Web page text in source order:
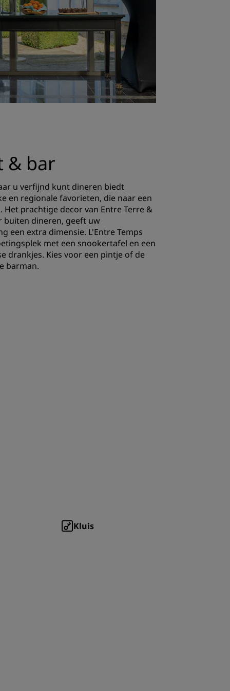
& bar
u verfijnd kunt dineren biedt
en regionale favorieten, die naar een
Het prachtige decor van Entre Terre &
buiten dineren, geeft uw
een extra dimensie. L'Entre Temps
met een snookertafel en een
drankjes. Kies voor een pintje of de
barman.
Kluis